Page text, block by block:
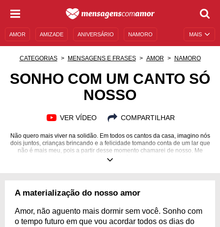
MAIS
AMOR AMIZADE ANIVERSÁRIO NAMORO
MENSAGENS DE ANIVERSÁRIO
CATEGORIAS MENSAGENS E FRASES AMOR NAMORO
SONHO COM UM CANTO SÓ
NOSSO
VER VÍDEO COMPARTILHAR
Não quero mais viver na solidão. Em todos os cantos da casa, imagino nós
dois juntos, crianças brincando e a felicidade tomando conta de um lar que
não é mais meu, pois a partir desse momento chamarei de nosso. Me
concede a honra de viver com você para todo o sempre?
A materialização do nosso amor
Amor, não aguento mais dormir sem você. Sonho com
o tempo futuro em que vou acordar todos os dias do